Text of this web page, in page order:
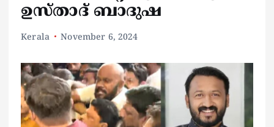
ഉസ്താദ് ബാദുഷ
Kerala November 6, 2024